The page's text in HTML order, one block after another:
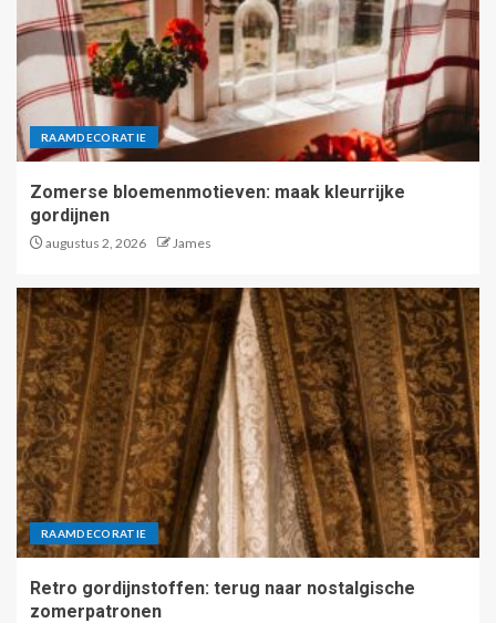
RAAMDECORATIE
Zomerse bloemenmotieven: maak kleurrijke
gordijnen
augustus 2, 2026 James
RAAMDECORATIE
Retro gordijnstoffen: terug naar nostalgische
zomerpatronen